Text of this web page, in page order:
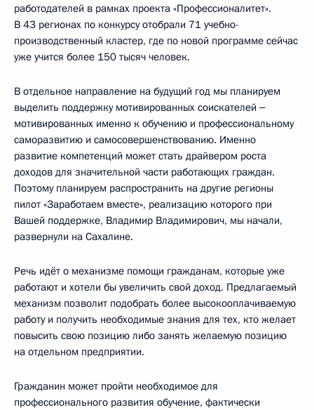
работодателей в рамках проекта «Профессионалитет».
В 43 регионах по конкурсу отобрали 71 учебно-
производственный кластер, где по новой программе сейчас
уже учится более 150 тысяч человек.
В отдельное направление на будущий год мы планируем
выделить поддержку мотивированных соискателей ‒
мотивированных именно к обучению и профессиональному
саморазвитию и самосовершенствованию. Именно
развитие компетенций может стать драйвером роста
доходов для значительной части работающих граждан.
Поэтому планируем распространить на другие регионы
пилот «Заработаем вместе», реализацию которого при
Вашей поддержке, Владимир Владимирович, мы начали,
развернули на Сахалине.
Речь идёт о механизме помощи гражданам, которые уже
работают и хотели бы увеличить свой доход. Предлагаемый
механизм позволит подобрать более высокооплачиваемую
работу и получить необходимые знания для тех, кто желает
повысить свою позицию либо занять желаемую позицию
на отдельном предприятии.
Гражданин может пройти необходимое для
профессионального развития обучение, фактически